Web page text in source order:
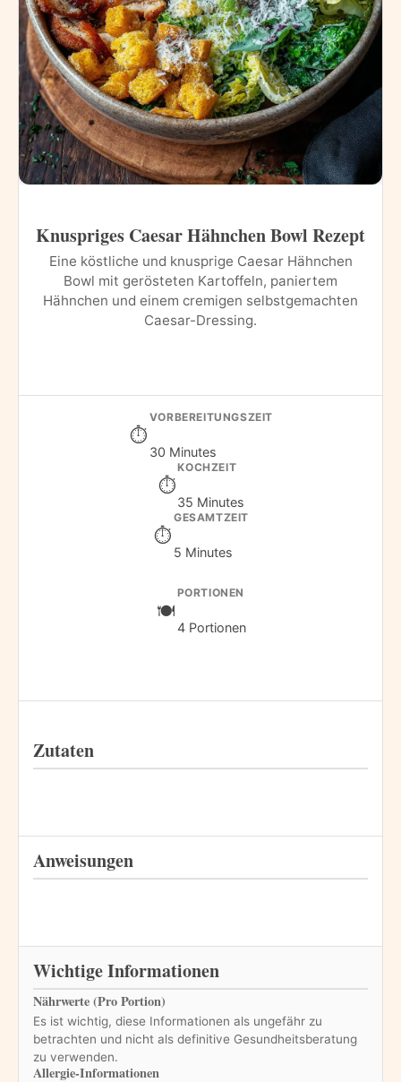
Knuspriges Caesar Hähnchen Bowl Rezept
Eine köstliche und knusprige Caesar Hähnchen
Bowl mit gerösteten Kartoffeln, paniertem
Hähnchen und einem cremigen selbstgemachten
Caesar-Dressing.
VORBEREITUNGSZEIT
30 Minutes
KOCHZEIT
35 Minutes
GESAMTZEIT
5 Minutes
PORTIONEN
4 Portionen
Zutaten
Anweisungen
Wichtige Informationen
Nährwerte (Pro Portion)
Es ist wichtig, diese Informationen als ungefähr zu
betrachten und nicht als definitive Gesundheitsberatung
zu verwenden.
Allergie-Informationen